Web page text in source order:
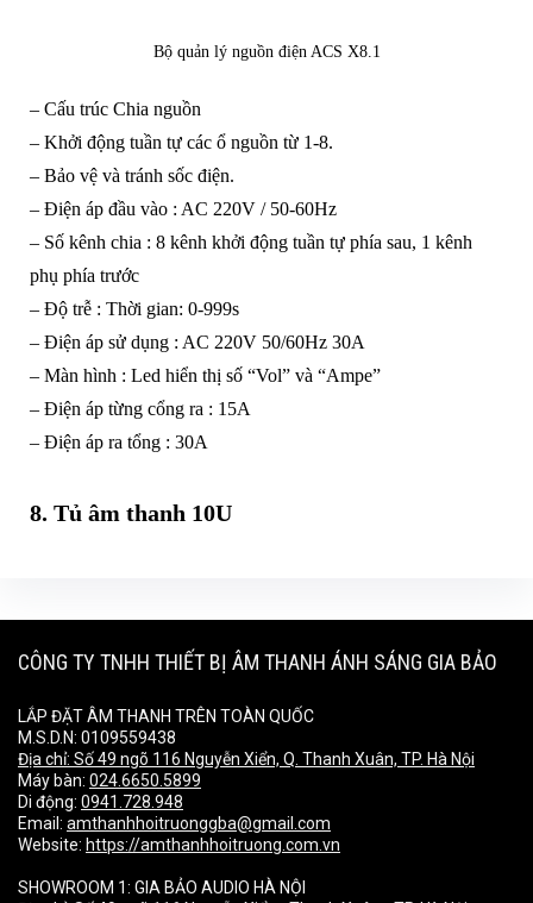
Bộ quản lý nguồn điện ACS X8.1
– Cấu trúc Chia nguồn
– Khởi động tuần tự các ổ nguồn từ 1-8.
– Bảo vệ và tránh sốc điện.
– Điện áp đầu vào : AC 220V / 50-60Hz
– Số kênh chia : 8 kênh khởi động tuần tự phía sau, 1 kênh
phụ phía trước
– Độ trễ : Thời gian: 0-999s
– Điện áp sử dụng : AC 220V 50/60Hz 30A
– Màn hình : Led hiển thị số “Vol” và “Ampe”
– Điện áp từng cổng ra : 15A
– Điện áp ra tổng : 30A
8. Tủ âm thanh 10U
CÔNG TY TNHH THIẾT BỊ ÂM THANH ÁNH SÁNG GIA BẢO
LẮP ĐẶT ÂM THANH TRÊN TOÀN QUỐC
M.S.D.N: 0109559438
Địa chỉ: Số 49 ngõ 116 Nguyễn Xiển, Q. Thanh Xuân, TP. Hà Nội
Máy bàn: 024.6650.5899
Di động: 0941.728.948
Email: amthanhhoitruonggba@gmail.com
Website: https://amthanhhoitruong.com.vn
SHOWROOM 1: GIA BẢO AUDIO HÀ NỘI